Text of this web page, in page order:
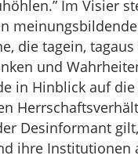
Im Visier
die tagein, tagaus
und
in Hinblick auf
Desinformant
ihre Institutionen